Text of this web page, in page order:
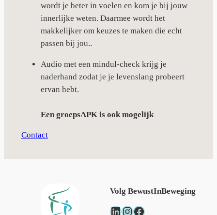
wordt je beter in voelen en kom je bij jouw
innerlijke weten. Daarmee wordt het
makkelijker om keuzes te maken die echt
passen bij jou..
Audio met een mindul-check krijg je
naderhand zodat je je levenslang probeert
ervan hebt.
Een groepsAPK is ook mogelijk
Contact
Volg BewustInBeweging
LinkedIn InstagramFacebook